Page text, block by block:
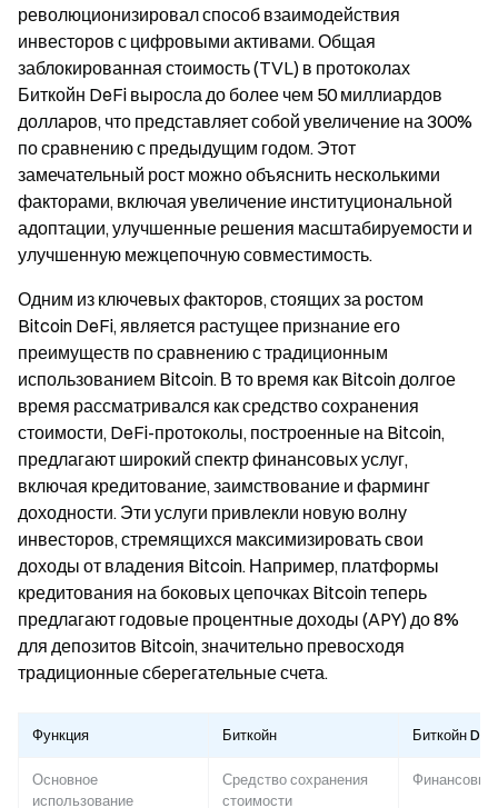
революционизировал способ взаимодействия
инвесторов с цифровыми активами. Общая
заблокированная стоимость (TVL) в протоколах
Биткойн DeFi выросла до более чем 50 миллиардов
долларов, что представляет собой увеличение на 300%
по сравнению с предыдущим годом. Этот
замечательный рост можно объяснить несколькими
факторами, включая увеличение институциональной
адоптации, улучшенные решения масштабируемости и
улучшенную межцепочную совместимость.
Одним из ключевых факторов, стоящих за ростом
Bitcoin DeFi, является растущее признание его
преимуществ по сравнению с традиционным
использованием Bitcoin. В то время как Bitcoin долгое
время рассматривался как средство сохранения
стоимости, DeFi-протоколы, построенные на Bitcoin,
предлагают широкий спектр финансовых услуг,
включая кредитование, заимствование и фарминг
доходности. Эти услуги привлекли новую волну
инвесторов, стремящихся максимизировать свои
доходы от владения Bitcoin. Например, платформы
кредитования на боковых цепочках Bitcoin теперь
предлагают годовые процентные доходы (APY) до 8%
для депозитов Bitcoin, значительно превосходя
традиционные сберегательные счета.
Функция Биткойн Биткойн
Основное
использование
Средство сохранения
стоимости
Финансовые